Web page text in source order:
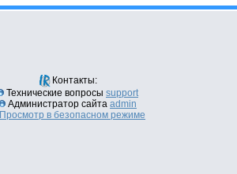
Контакты:
Технические вопросы support
Администратор сайта admin
Просмотр в безопасном режиме